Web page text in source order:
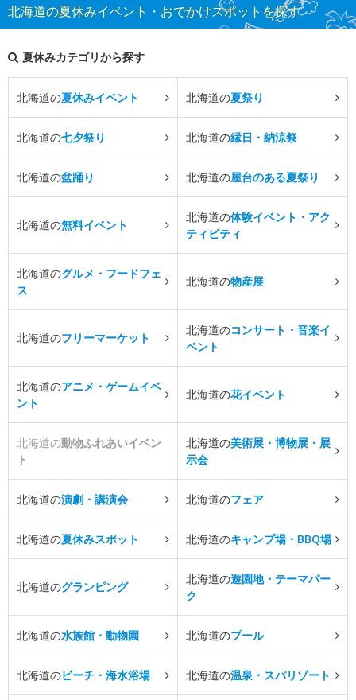
北海道の夏休みイベント・おでかけスポットを探す
夏休みカテゴリから探す
北海道の夏休みイベント 北海道の夏祭り
北海道の七夕祭り 北海道の縁日・納涼祭
北海道の盆踊り 北海道の屋台のある夏祭り
北海道の無料イベント
北海道の体験イベント・アク
ティビティ
北海道のグルメ・フードフェ
ス
北海道の物産展
北海道のフリーマーケット
北海道のコンサート・音楽イ
ベント
北海道のアニメ・ゲームイベ
ント
北海道の花イベント
北海道の動物ふれあいイベン
ト
北海道の美術展・博物展・展
示会
北海道の演劇・講演会 北海道のフェア
北海道の夏休みスポット 北海道のキャンプ場・BBQ場
北海道のグランピング
北海道の遊園地・テーマパー
ク
北海道の水族館・動物園 北海道のプール
北海道のビーチ・海水浴場 北海道の温泉・スパリゾート